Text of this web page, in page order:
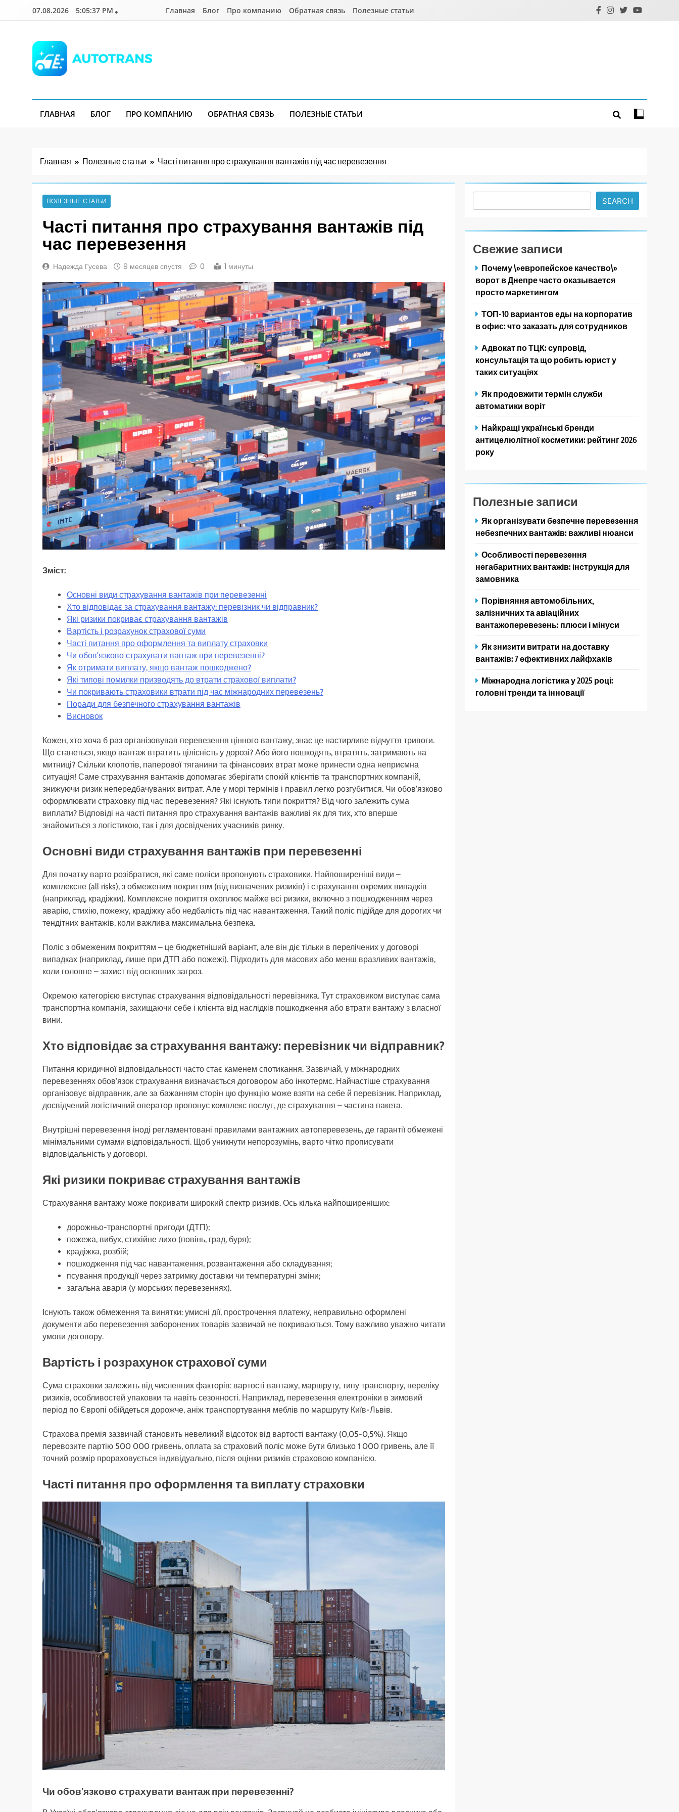
07.08.2026 5:05:39 PM Главная Блог Про компанию Обратная связь Полезные статьи
ГЛАВНАЯ БЛОГ ПРО КОМПАНИЮ ОБРАТНАЯ СВЯЗЬ ПОЛЕЗНЫЕ СТАТЬИ
Главная Полезные статьи Часті питання про страхування вантажів під час перевезення
ПОЛЕЗНЫЕ СТАТЬИ
Часті питання про страхування вантажів під
час перевезення
Надежда Гусева 9 месяцев спустя 0 1 минуты
Зміст:
Основні види страхування вантажів при перевезенні
Хто відповідає за страхування вантажу: перевізник чи відправник?
Які ризики покриває страхування вантажів
Вартість і розрахунок страхової суми
Часті питання про оформлення та виплату страховки
Чи обов’язково страхувати вантаж при перевезенні?
Як отримати виплату, якщо вантаж пошкоджено?
Які типові помилки призводять до втрати страхової виплати?
Чи покривають страховики втрати під час міжнародних перевезень?
Поради для безпечного страхування вантажів
Висновок
Кожен, хто хоча б раз організовував перевезення цінного вантажу, знає це настирливе відчуття тривоги.
Що станеться, якщо вантаж втратить цілісність у дорозі? Або його пошкодять, втратять, затримають на
митниці? Скільки клопотів, паперової тяганини та фінансових втрат може принести одна неприємна
ситуація! Саме страхування вантажів допомагає зберігати спокій клієнтів та транспортних компаній,
знижуючи ризик непередбачуваних витрат. Але у морі термінів і правил легко розгубитися. Чи обов’язково
оформлювати страховку під час перевезення? Які існують типи покриття? Від чого залежить сума
виплати? Відповіді на часті питання про страхування вантажів важливі як для тих, хто вперше
знайомиться з логістикою, так і для досвідчених учасників ринку.
Основні види страхування вантажів при перевезенні
Для початку варто розібратися, які саме поліси пропонують страховики. Найпоширеніші види –
комплексне (all risks), з обмеженим покриттям (від визначених ризиків) і страхування окремих випадків
(наприклад, крадіжки). Комплексне покриття охоплює майже всі ризики, включно з пошкодженням через
аварію, стихію, пожежу, крадіжку або недбалість під час навантаження. Такий поліс підійде для дорогих чи
тендітних вантажів, коли важлива максимальна безпека.
Поліс з обмеженим покриттям – це бюджетніший варіант, але він діє тільки в перелічених у договорі
випадках (наприклад, лише при ДТП або пожежі). Підходить для масових або менш вразливих вантажів,
коли головне – захист від основних загроз.
Окремою категорією виступає страхування відповідальності перевізника. Тут страховиком виступає сама
транспортна компанія, захищаючи себе і клієнта від наслідків пошкодження або втрати вантажу з власної
вини.
Хто відповідає за страхування вантажу: перевізник чи відправник?
Питання юридичної відповідальності часто стає каменем спотикання. Зазвичай, у міжнародних
перевезеннях обов’язок страхування визначається договором або інкотермс. Найчастіше страхування
організовує відправник, але за бажанням сторін цю функцію може взяти на себе й перевізник. Наприклад,
досвідчений логістичний оператор пропонує комплекс послуг, де страхування – частина пакета.
Внутрішні перевезення іноді регламентовані правилами вантажних автоперевезень, де гарантії обмежені
мінімальними сумами відповідальності. Щоб уникнути непорозумінь, варто чітко прописувати
відповідальність у договорі.
Які ризики покриває страхування вантажів
Страхування вантажу може покривати широкий спектр ризиків. Ось кілька найпоширеніших:
дорожньо-транспортні пригоди (ДТП);
пожежа, вибух, стихійне лихо (повінь, град, буря);
крадіжка, розбій;
пошкодження під час навантаження, розвантаження або складування;
псування продукції через затримку доставки чи температурні зміни;
загальна аварія (у морських перевезеннях).
Існують також обмеження та винятки: умисні дії, прострочення платежу, неправильно оформлені
документи або перевезення заборонених товарів зазвичай не покриваються. Тому важливо уважно читати
умови договору.
Вартість і розрахунок страхової суми
Сума страховки залежить від численних факторів: вартості вантажу, маршруту, типу транспорту, переліку
ризиків, особливостей упаковки та навіть сезонності. Наприклад, перевезення електроніки в зимовий
період по Європі обійдеться дорожче, аніж транспортування меблів по маршруту Київ-Львів.
Страхова премія зазвичай становить невеликий відсоток від вартості вантажу (0,05-0,5%). Якщо
перевозите партію 500 000 гривень, оплата за страховий поліс може бути близько 1 000 гривень, але її
точний розмір прораховується індивідуально, після оцінки ризиків страховою компанією.
Часті питання про оформлення та виплату страховки
Чи обов’язково страхувати вантаж при перевезенні?
SEARCH
Свежие записи
Почему \»европейское качество\»
ворот в Днепре часто оказывается
просто маркетингом
ТОП-10 вариантов еды на корпоратив
в офис: что заказать для сотрудников
Адвокат по ТЦК: супровід,
консультація та що робить юрист у
таких ситуаціях
Як продовжити термін служби
автоматики воріт
Найкращі українські бренди
антицелюлітної косметики: рейтинг 2026
року
Полезные записи
Як організувати безпечне перевезення
небезпечних вантажів: важливі нюанси
Особливості перевезення
негабаритних вантажів: інструкція для
замовника
Порівняння автомобільних,
залізничних та авіаційних
вантажоперевезень: плюси і мінуси
Як знизити витрати на доставку
вантажів: 7 ефективних лайфхаків
Міжнародна логістика у 2025 році:
головні тренди та інновації